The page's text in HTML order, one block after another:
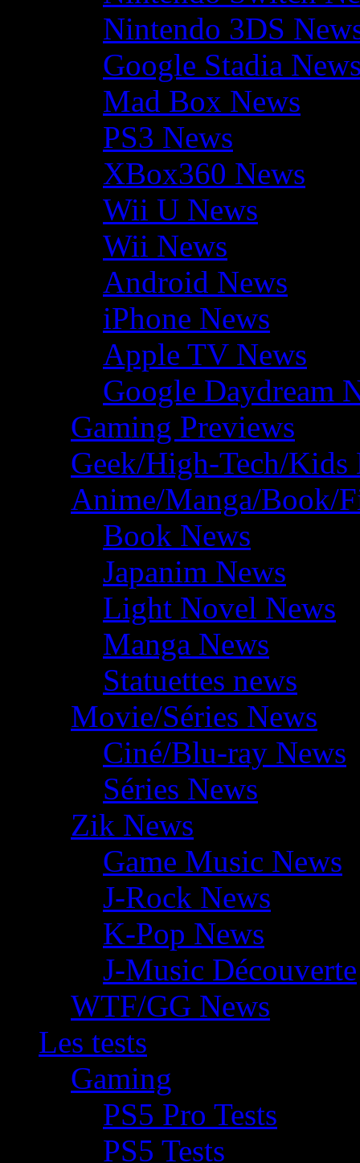
Nintendo 3DS
Google Stadia
Mad Box News
PS3 News
XBox360 News
Wii U News
Wii News
Android News
iPhone News
Apple TV News
Google Daydream
Gaming Previews
Geek/High-Tech/Kids
Anime/Manga/Book/
Book News
Japanim News
Light Novel News
Manga News
Statuettes news
Movie/Séries News
Ciné/Blu-ray News
Séries News
Zik News
Game Music News
J-Rock News
K-Pop News
J-Music Découverte
WTF/GG News
Les tests
Gaming
PS5 Pro Tests
PS5 Tests